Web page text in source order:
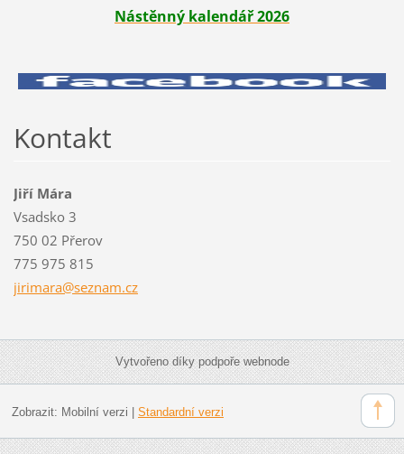
Nástěnný kalendář 2026
Kontakt
Jiří Mára
Vsadsko 3
750 02 Přerov
775 975 815
jirimara@seznam.cz
Vytvořeno díky podpoře webnode
Zobrazit: Mobilní verzi | Standardní verzi